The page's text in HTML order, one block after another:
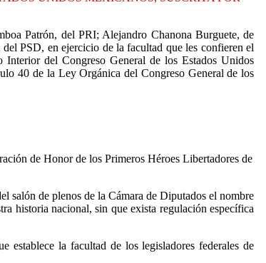
Patrón, del PRI; Alejandro Chanona Burguete, de
PSD, en ejercicio de la facultad que les confieren el
del Congreso General de los Estados Unidos
40 de la Ley Orgánica del Congreso General de los
de Honor de los Primeros Héroes Libertadores de
salón de plenos de la Cámara de Diputados el nombre
historia nacional, sin que exista regulación específica
establece la facultad de los legisladores federales de